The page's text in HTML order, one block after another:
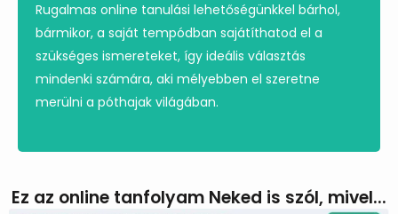
Rugalmas online tanulási lehetőségünkkel bárhol,
bármikor, a saját tempódban sajátíthatod el a
szükséges ismereteket, így ideális választás
mindenki számára, aki mélyebben el szeretne
merülni a póthajak világában.
Ez az online tanfolyam Neked is szól, mivel...